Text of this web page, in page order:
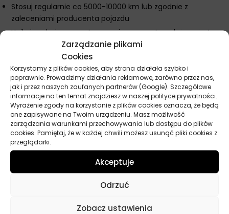
Zarządzanie plikami
Cookies
Korzystamy z plików cookies, aby strona działała szybko i
poprawnie. Prowadzimy działania reklamowe, zarówno przez nas,
jak i przez naszych zaufanych partnerów (Google). Szczegółowe
informacje na ten temat znajdziesz w naszej polityce prywatności.
Wyrażenie zgody na korzystanie z plików cookies oznacza, że będą
one zapisywane na Twoim urządzeniu. Masz możliwość
zarządzania warunkami przechowywania lub dostępu do plików
cookies. Pamiętaj, że w każdej chwili możesz usunąć pliki cookies z
przeglądarki.
Akceptuje
Odrzuć
Zobacz ustawienia
Stosuj regularnie co 5000-10000 km lub zgodnie z
zaleceniami producenta pojazdu
Unikaj nadmiernego stosowania preparatu, gdyż może to
prowadzić do poślizgu paska
Nie stosuj na paski zębate lub wielorowkowe
Przechowuj w suchym i chłodnym miejscu, z dala od źródeł
ciepła i ognia
W przypadku silnie zużytych lub uszkodzonych pasków,
wymień je na nowe
Stosuj w dobrze wentylowanych pomieszczeniach, unikając
wdychania oparów
Parametry techniczne
MA Professional